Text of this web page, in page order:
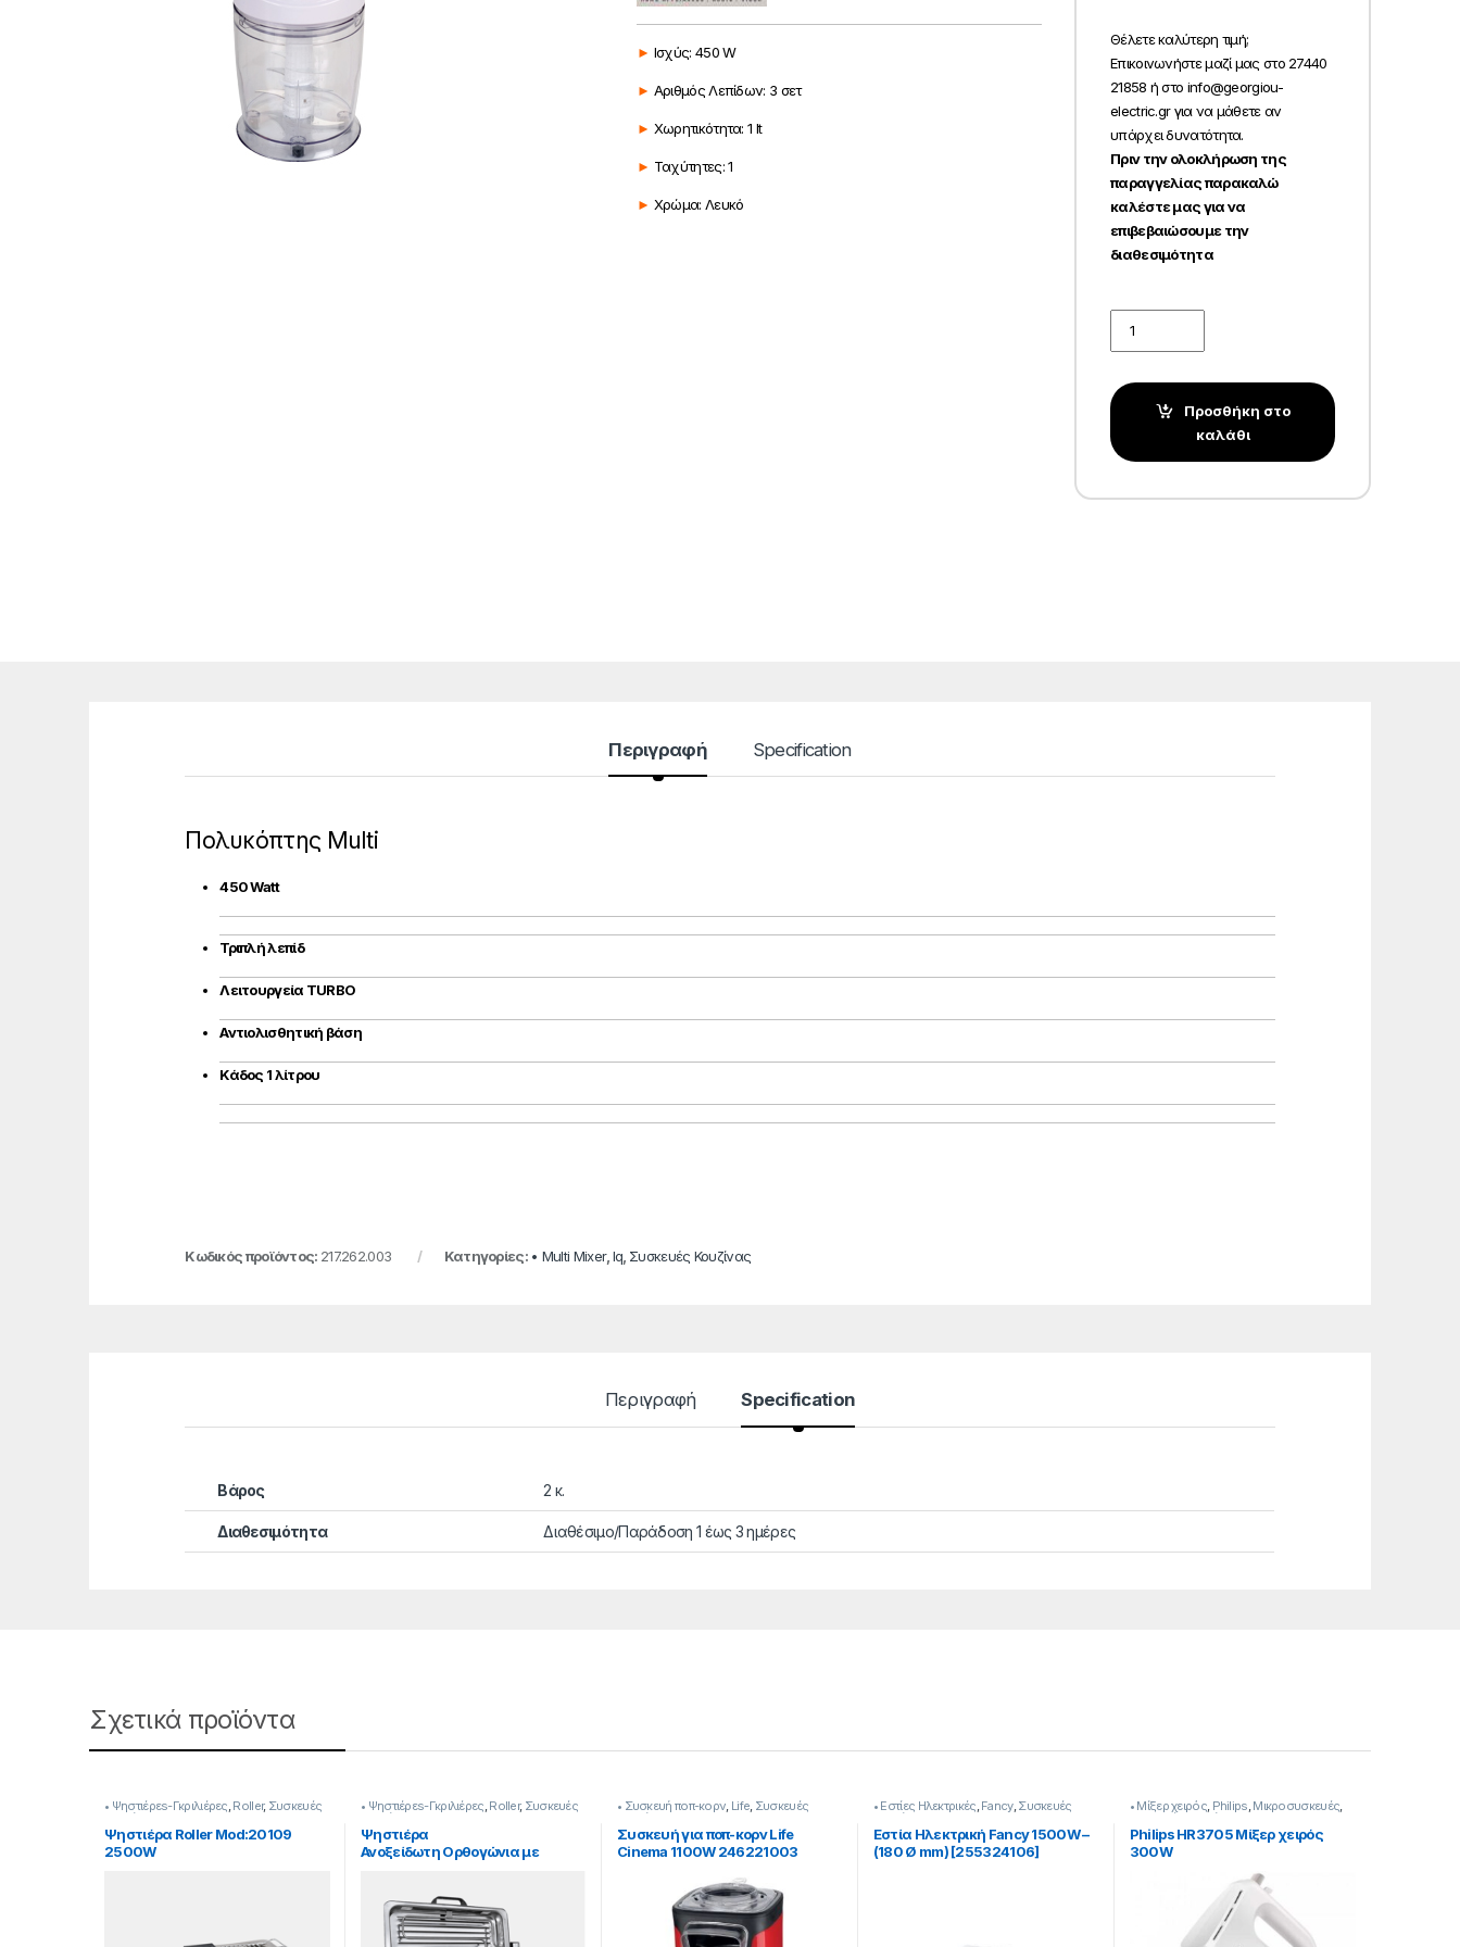
► Ισχύς: 450 W
► Αριθμός Λεπίδων: 3 σετ
► Χωρητικότητα: 1 lt
► Ταχύτητες: 1
► Χρώμα: Λευκό
Θέλετε καλύτερη τιμή;
Επικοινωνήστε μαζί μας στο 27440
21858 ή στο info@georgiou-
electric.gr για να μάθετε αν
υπάρχει δυνατότητα.
Πριν την ολοκλήρωση της
παραγγελίας παρακαλώ
καλέστε μας για να
επιβεβαιώσουμε την
διαθεσιμότητα
Quantity
Προσθήκη στο
καλάθι
Περιγραφή Specification
Πολυκόπτης Multi
450 Watt
Τριπλή λεπίδ
Λειτουργεία TURBO
Αντιολισθητική βάση
Κάδος 1 λίτρου
Κωδικός προϊόντος: 217.262.003 Κατηγορίες: • Multi Mixer,Iq, Συσκευές Κουζίνας
Περιγραφή Specification
Βάρος 2 κ.
Διαθεσιμότητα Διαθέσιμο/Παράδοση 1 έως 3 ημέρες
Σχετικά προϊόντα
• Ψηστιέρεs-Γκριλιέρες,Roller, Συσκευές
Κουζίνας
Ψηστιέρα Roller Mod:20109
2500W
• Ψηστιέρεs-Γκριλιέρες,Roller, Συσκευές
Κουζίνας
Ψηστιέρα
Ανοξείδωτη Ορθογώνια με
• Συσκευή ποπ-κορν, Life, Συσκευές
Κουζίνας
Συσκευή για ποπ-κορν Life
Cinema 1100W 246221003
• Εστίες Ηλεκτρικές,Fancy,Συσκευές
Κουζίνας
Εστία Ηλεκτρική Fancy 1500W –
(180 Ø mm) [255324106]
• Μίξερ χειρός, Philips,Μικροσυσκευές,
Συσκευές Κουζίνας
Philips HR3705 Μίξερ χειρός
300W